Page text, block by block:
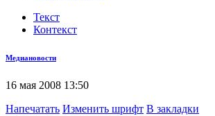
Текст
Контекст
Медиановости
16 мая 2008 13:50
Напечатать Изменить шрифт В закладки